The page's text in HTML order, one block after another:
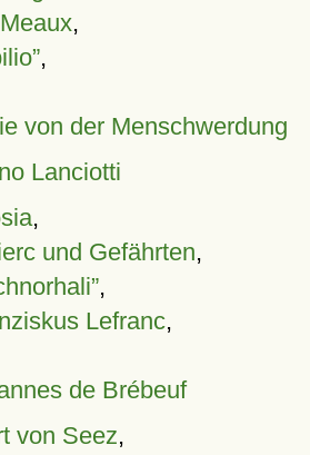
,
,
von der Menschwerdung
Lanciotti
,
und Gefährten,
,
Lefranc,
de Brébeuf
von Seez,